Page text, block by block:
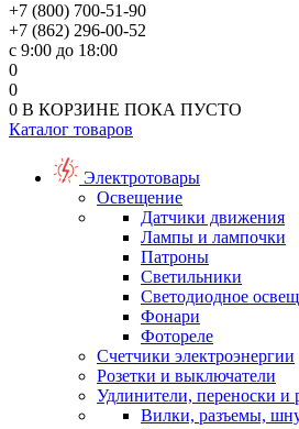
+7 (800) 700-51-90
+7 (862) 296-00-52
с 9:00 до 18:00
0
0
0 В КОРЗИНЕ ПОКА ПУСТО
Каталог товаров
Электротовары
Освещение
Датчики движения
Лампы и лампочки
Патроны
Светильники
Светодиодное
Фонари
Фотореле
Счетчики электроэнергии
Розетки и выключатели
Удлинители, переноски и
Вилки, разъемы,